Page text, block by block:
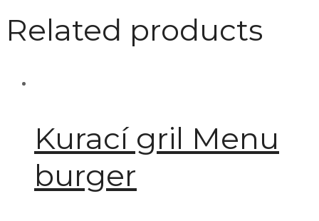
Related products
Kurací gril Menu
burger